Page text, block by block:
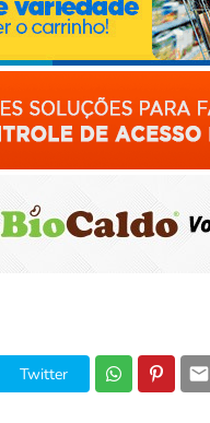
Twitter